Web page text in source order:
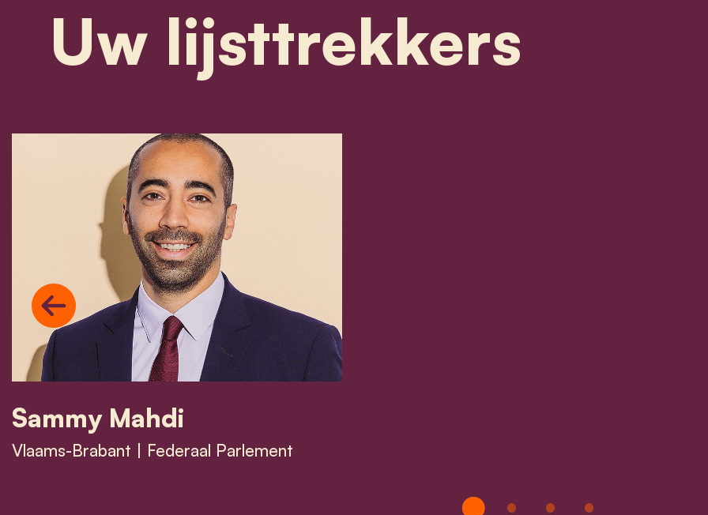
Uw lijsttrekkers
Sammy Mahdi
Vlaams-Brabant | Federaal Parlement
Previous